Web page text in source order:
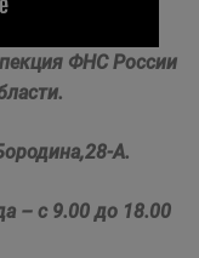
ФНС России
А.
– с 9.00 до 18.00